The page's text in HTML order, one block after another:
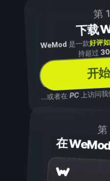
第
下载
WeMod是一款好评
持超过
开
...或者在PC上访问我
第
在